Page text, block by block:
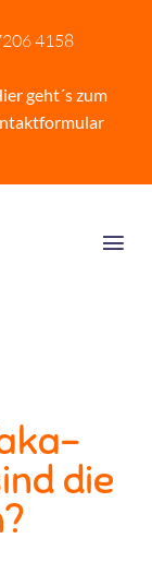
4158
geht´s zum
die